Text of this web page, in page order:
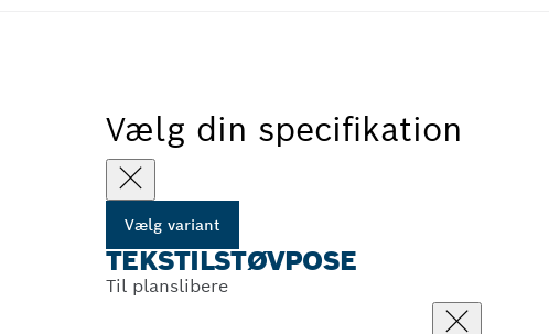
Vælg din specifikation
Vælg variant
TEKSTILSTØVPOSE
Til planslibere